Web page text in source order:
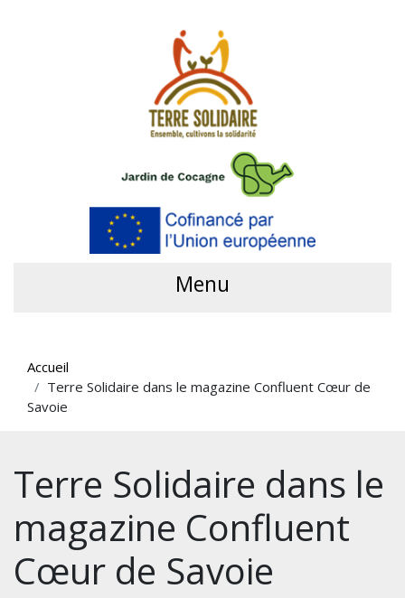
Menu
Accueil
Terre Solidaire dans le magazine Confluent Cœur de
Savoie
Terre Solidaire dans le
magazine Confluent
Cœur de Savoie